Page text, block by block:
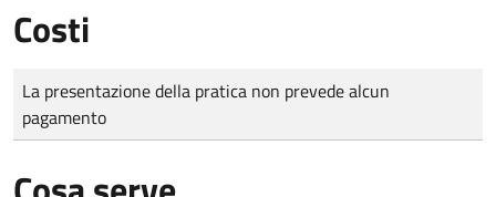
Costi
Tipo di pagamento
Importo
La presentazione della pratica non prevede alcun
pagamento